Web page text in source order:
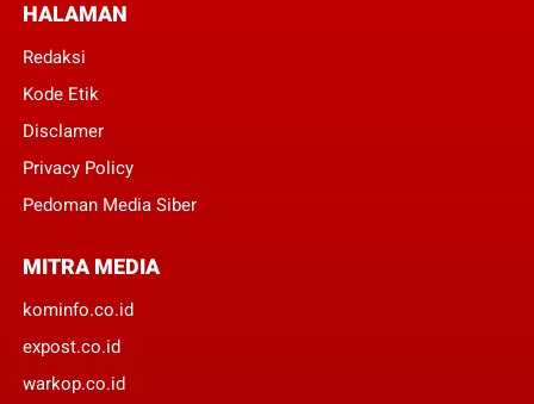
HALAMAN
Redaksi
Kode Etik
Disclamer
Privacy Policy
Pedoman Media Siber
MITRA MEDIA
kominfo.co.id
expost.co.id
warkop.co.id